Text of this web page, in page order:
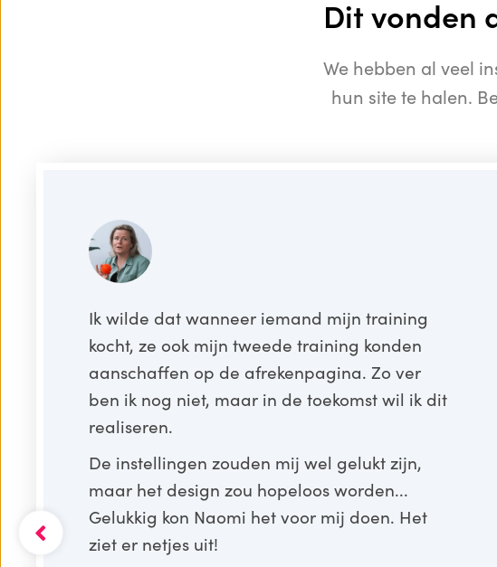
Dit vonden
We hebben al veel
hun site te halen.
Ik wilde dat wanneer iemand mijn training
kocht, ze ook mijn tweede training konden
aanschaffen op de afrekenpagina. Zo ver
ben ik nog niet, maar in de toekomst wil ik dit
realiseren.
De instellingen zouden mij wel gelukt zijn,
maar het design zou hopeloos worden...
Gelukkig kon Naomi het voor mij doen. Het
ziet er netjes uit!